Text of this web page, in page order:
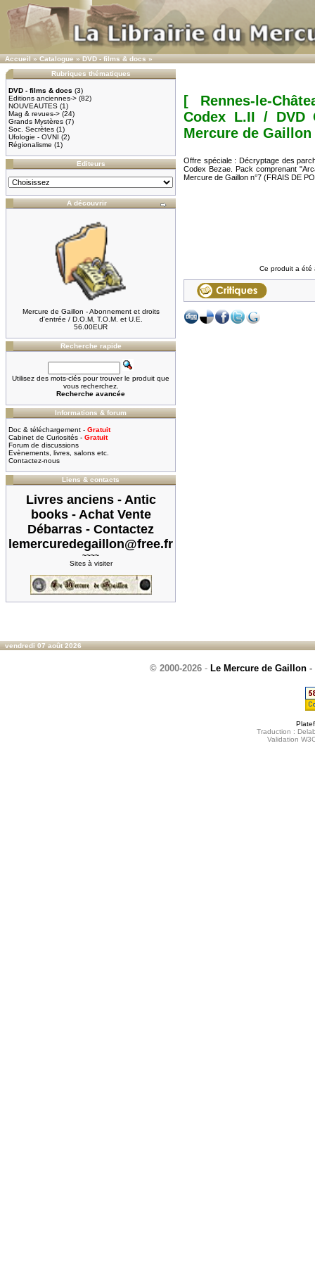
Accueil»Catalogue»DVD - films & docs»
Rubriques thématiques
DVD - films & docs (3)
Editions anciennes-> (82)
NOUVEAUTES (1)
Mag & revues-> (24)
Grands Mystères (7)
Soc. Secrètes (1)
Ufologie - OVNI (2)
Régionalisme (1)
Editeurs
A découvrir
Mercure de Gaillon - Abonnement et droits
d'entrée / D.O.M, T.O.M. et U.E.
56.00EUR
Recherche rapide
Utilisez des mots-clés pour trouver le produit que
vous recherchez.
Recherche avancée
Informations & forum
Doc & téléchargement - Gratuit
Cabinet de Curiosités - Gratuit
Forum de discussions
Evènements, livres, salons etc.
Contactez-nous
Liens & contacts
Livres anciens - Antic
books - Achat Vente
Débarras - Contactez
lemercuredegaillon@free.fr
~~~~
Sites à visiter
[ Rennes-le-
Codex L.II / DVD
Mercure de Gaillon
Offre spéciale : Décryptage des
Codex Bezae. Pack comprenant
Mercure de Gaillon n°7 (FRAIS DE
Ce produit a été
vendredi 07 août 2026
© 2000-2026 - Le Mercure de Gaillon -
Traduction :
Validation